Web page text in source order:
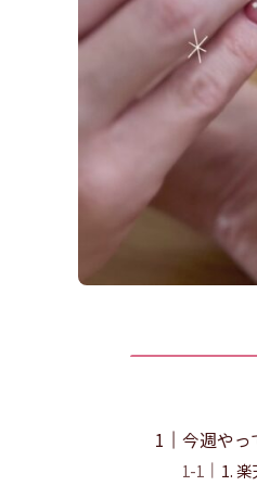
今週やっ
1.